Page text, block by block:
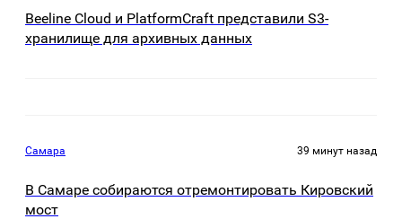
Beeline Cloud и PlatformCraft представили S3-
хранилище для архивных данных
Самара 39 минут назад
В Самаре собираются отремонтировать Кировский
мост